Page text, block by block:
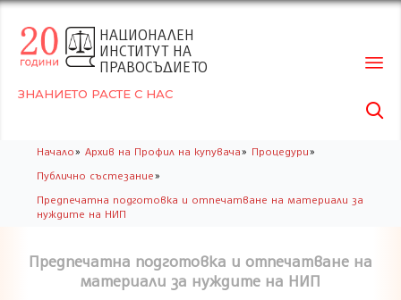
НАЦИОНАЛЕН
ИНСТИТУТ НА
ПРАВОСЪДИЕТО
ЗНАНИЕТО РАСТЕ С НАС

Начало» Архив на Профил на купувача» Процедури»
Публично състезание»
Предпечатна подготовка и отпечатване на материали за
нуждите на НИП
Предпечатна подготовка и отпечатване на
материали за нуждите на НИП